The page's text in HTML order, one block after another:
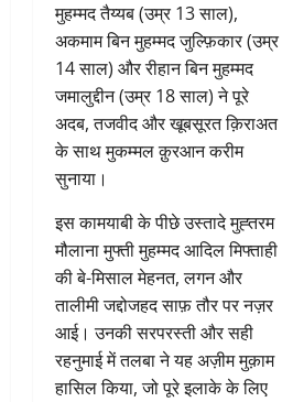
मुहम्मद तैय्यब (उम्र 13 साल),
अकमाम बिन मुहम्मद जुल्फ़िकार (उम्र
14 साल) और रीहान बिन मुहम्मद
जमालुद्दीन (उम्र 18 साल) ने पूरे
अदब, तजवीद और खूबसूरत क़िराअत
के साथ मुकम्मल क़ुरआन करीम
सुनाया।
इस कामयाबी के पीछे उस्तादे मुह्तरम
मौलाना मुफ्ती मुहम्मद आदिल मिफ्ताही
की बे-मिसाल मेहनत, लगन और
तालीमी जद्दोजहद साफ़ तौर पर नज़र
आई। उनकी सरपरस्ती और सही
रहनुमाई में तलबा ने यह अज़ीम मुक़ाम
हासिल किया, जो पूरे इलाके के लिए